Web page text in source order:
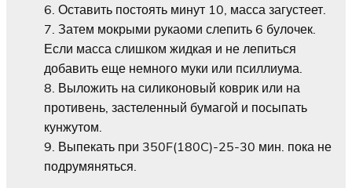
Оставить постоять минут 10, масса загустеет.
Затем мокрыми рукаоми слепить 6 булочек.
Если масса слишком жидкая и не лепиться
добавить еще немного муки или псиллиума.
Выложить на силиконовый коврик или на
противень, застеленный бумагой и посыпать
кунжутом.
Выпекать при 350F(180C)-25-30 мин. пока не
подрумяняться.